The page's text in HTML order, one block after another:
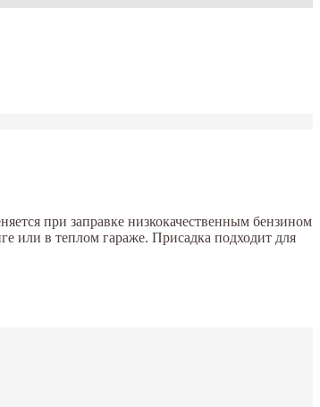
при заправке низкокачественным бензином
или в теплом гараже. Присадка подходит для